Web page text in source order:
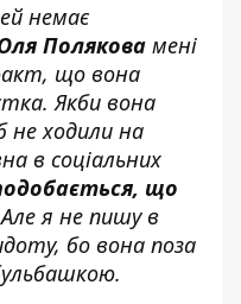
немає
Полякова мені
що вона
Якби вона
не ходили на
в соціальних
що
я не пишу в
бо вона поза